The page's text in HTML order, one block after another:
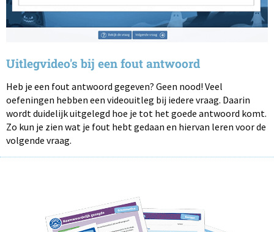
Uitlegvideo's bij een fout antwoord
Heb je een fout antwoord gegeven? Geen nood! Veel
oefeningen hebben een videouitleg bij iedere vraag. Daarin
wordt duidelijk uitgelegd hoe je tot het goede antwoord komt.
Zo kun je zien wat je fout hebt gedaan en hiervan leren voor de
volgende vraag.